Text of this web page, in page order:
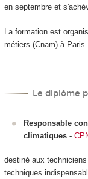
en septembre et
La formation est
métiers (Cnam) à Paris.
Le diplôme
Responsable
climatiques -
destiné aux
techniques